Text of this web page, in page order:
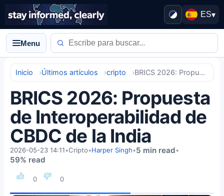
ES▾
Menu
Inicio Últimos artículos cripto BRICS 2026: Propuesta de Interoperabilidad de CBDC de la India
BRICS 2026: Propuesta
de Interoperabilidad de
CBDC de la India
0 0
2026-05-23 14:11•Cripto•Harper Singh•5 min read•
59% read